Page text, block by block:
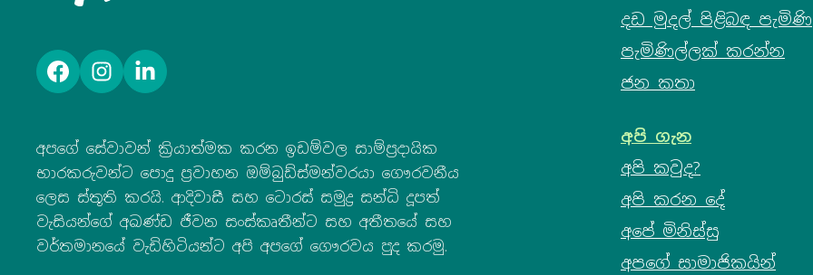
ෆේස්බුක්ඉන්ස්ටග්රෑම්ලින්ක්ඩ්ඉන්
අපගේ සේවාවන් ක්‍රියාත්මක කරන ඉඩම්වල සාම්ප්‍රදායික
භාරකරුවන්ට පොදු ප්‍රවාහන ඔම්බුඩ්ස්මන්වරයා ගෞරවනීය
ලෙස ස්තූති කරයි. ආදිවාසී සහ ටොරස් සමුද්‍ර සන්ධි දූපත්
වැසියන්ගේ අඛණ්ඩ ජීවන සංස්කෘතීන්ට සහ අතීතයේ සහ
වර්තමානයේ වැඩිහිටියන්ට අපි අපගේ ගෞරවය පුද කරමු.
දඩ මුදල් පිළිබඳ
පැමිණිල්ලක් කරන්න
ජන කතා
අපි ගැන
අපි කවුද?
අපි කරන දේ
අපේ මිනිස්සු
අපගේ සාමාජිකයින්